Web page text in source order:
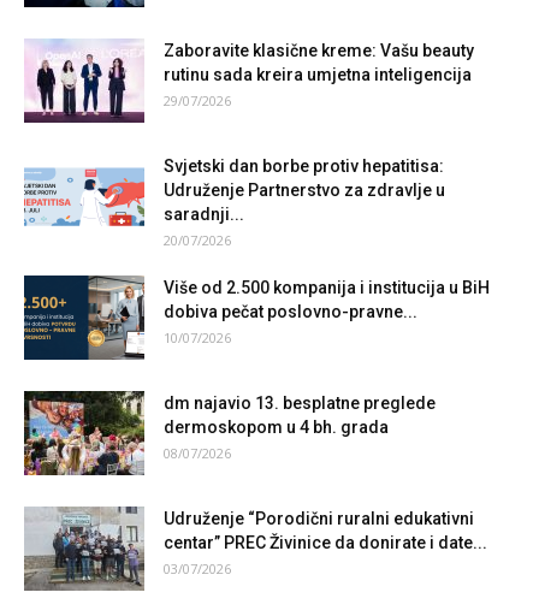
Zaboravite klasične kreme: Vašu beauty
rutinu sada kreira umjetna inteligencija
29/07/2026
Svjetski dan borbe protiv hepatitisa:
Udruženje Partnerstvo za zdravlje u
saradnji...
20/07/2026
Više od 2.500 kompanija i institucija u BiH
dobiva pečat poslovno-pravne...
10/07/2026
dm najavio 13. besplatne preglede
dermoskopom u 4 bh. grada
08/07/2026
Udruženje “Porodični ruralni edukativni
centar” PREC Živinice da donirate i date...
03/07/2026